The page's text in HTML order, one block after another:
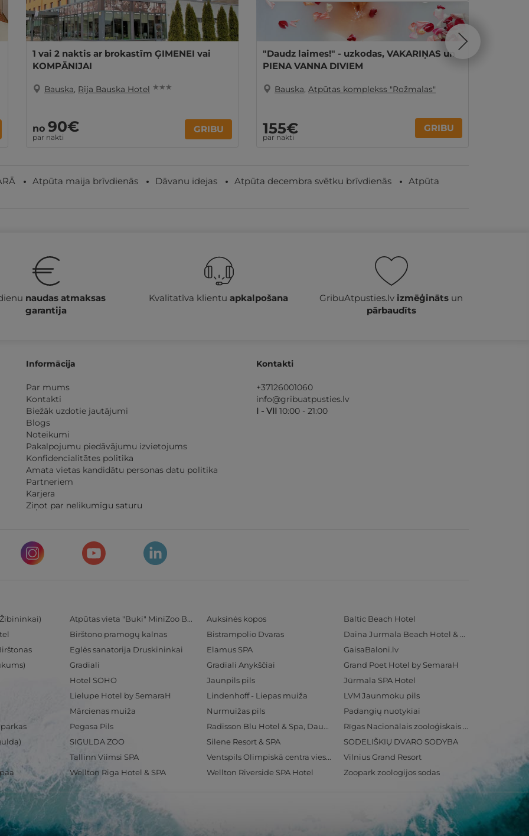
1 vai 2 naktis ar brokastīm ĢIMENEI vai
KOMPĀNIJAI
Bauska, Rija Bauska Hotel ★ ★ ★
no 90€
par nakti
GRIBU
"Daudz laimes!" - uzkodas, VAKARIŅAS un
PIENA VANNA DIVIEM
Bauska, Atpūtas komplekss "Rožmalas"
155€
par nakti
GRIBU
Atpūta maija brīvdienās Dāvanu idejas Atpūta decembra svētku brīvdienās
Atpūta
naudas atmaksas
garantija
Kvalitatīva klientuapkalpošana GribuAtpusties.lv izmēģināts un
pārbaudīts
Informācija
Par mums
Kontakti
Biežāk uzdotie jautājumi
Blogs
Noteikumi
Pakalpojumu piedāvājumu izvietojums
Konfidencialitātes politika
Amata vietas kandidātu personas datu politika
Partneriem
Karjera
Ziņot par nelikumīgu saturu
Kontakti
+37126001060
info@gribuatpusties.lv
I - VII 10:00 - 21:00
Atpūtas vieta "Buki" MiniZoo BUKS Auksinės kopos
Baltic Beach Hotel
Birštono pramogų kalnas Bistrampolio Dvaras
Daina Jurmala Beach Hotel & SPA
Eglės sanatorija Druskininkai Elamus SPA
GaisaBaloni.lv
Gradiali Gradiali Anykščiai
Grand Poet Hotel by SemaraH
Hotel SOHO Jaunpils pils
Jūrmala SPA Hotel
Lielupe Hotel by SemaraH Lindenhoff - Liepas muiža
LVM Jaunmoku pils
Mārcienas muiža Nurmuižas pils
Padangių nuotykiai
Pegasa Pils Radisson Blu Hotel & Spa, Daugava Riga
Rīgas Nacionālais zooloģiskais dārzs
SIGULDA ZOO Silene Resort & SPA
SODELIŠKIŲ DVARO SODYBA
Tallinn Viimsi SPA Ventspils Olimpiskā centra viesnīca
Vilnius Grand Resort
Wellton Riga Hotel & SPA Wellton Riverside SPA Hotel Zoopark zoologijos sodas